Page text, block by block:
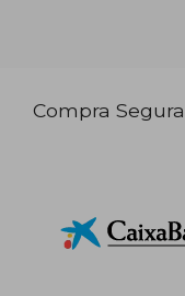
Compra Segura